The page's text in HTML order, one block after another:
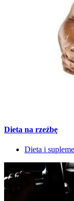
Dieta na rzeźbę
Dieta i